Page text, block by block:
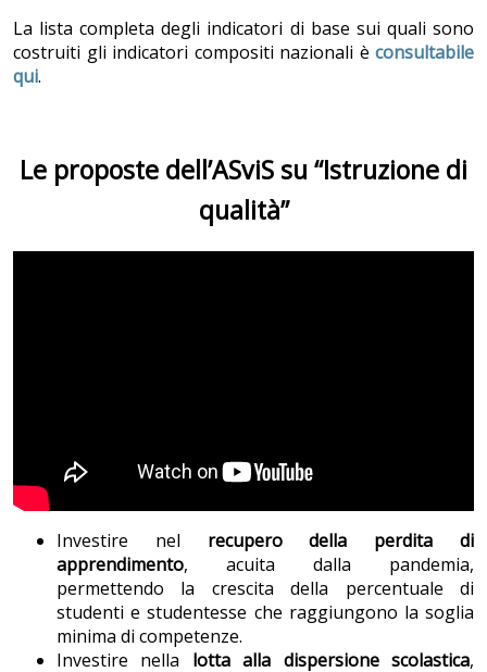
La lista completa degli indicatori di base sui quali sono
costruiti gli indicatori compositi nazionali è consultabile
qui.
Le proposte dell’ASviS su “Istruzione di
qualità”
Investire nel recupero della
perdita di
apprendimento, acuita dalla pandemia,
permettendo la crescita della percentuale di
studenti e studentesse che raggiungono la soglia
minima di competenze.
Investire nella lotta alla dispersione scolastica,